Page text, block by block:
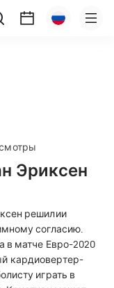
Эриксен
решилии
согласию.
в матче Евро-2020
кардиовертер-
играть в